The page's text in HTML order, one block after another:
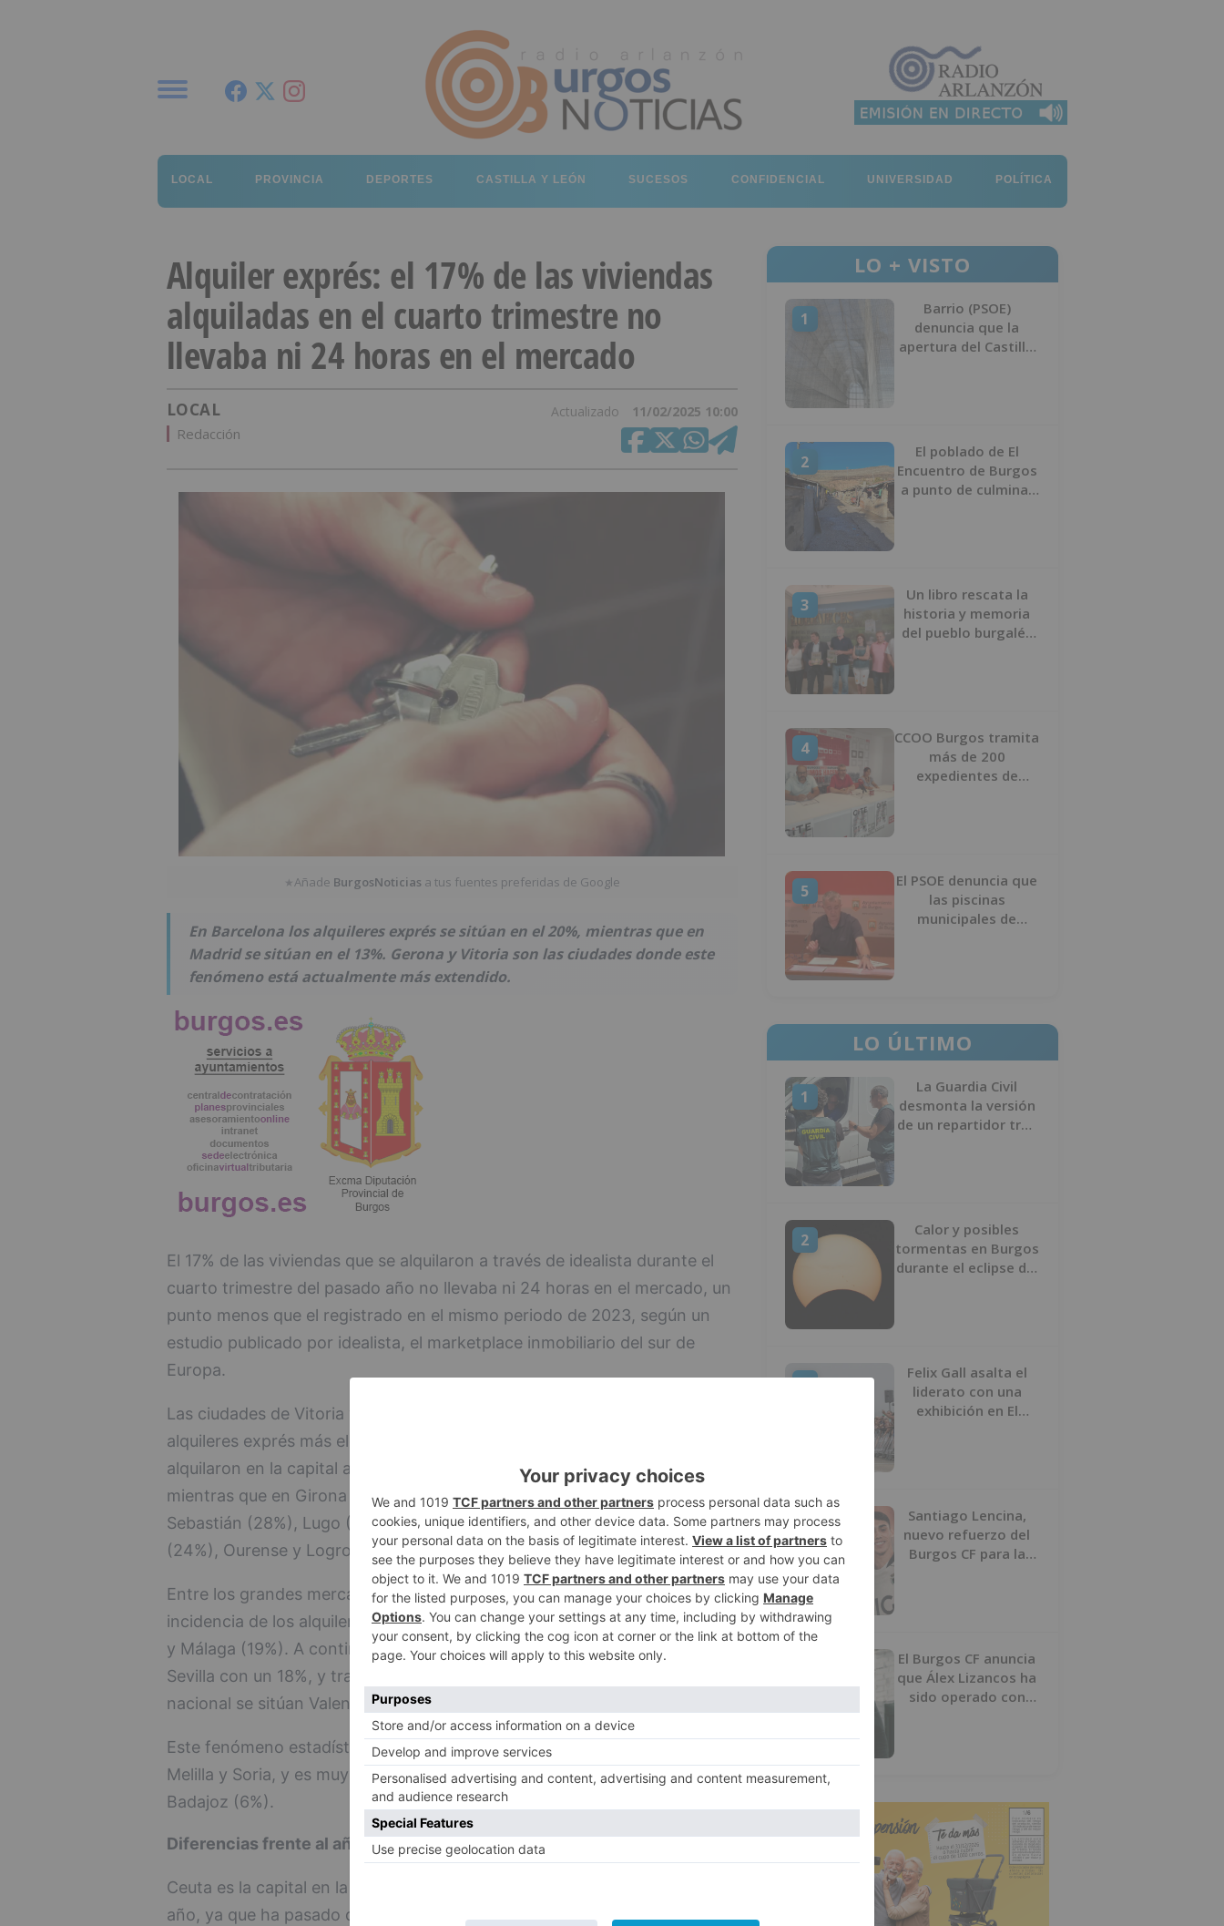
LOCAL PROVINCIA DEPORTES CASTILLA Y LEÓN SUCESOS CONFIDENCIAL UNIVERSIDAD POLÍTICA
Alquiler exprés: el 17% de las viviendas
alquiladas en el cuarto trimestre no
llevaba ni 24 horas en el mercado
LOCAL Actualizado 11/02/2025 10:00
Redacción
★Añade BurgosNoticias a tus fuentes preferidas de Google
En Barcelona los alquileres exprés se sitúan en el 20%, mientras que en
Madrid se sitúan en el 13%. Gerona y Vitoria son las ciudades donde este
fenómeno está actualmente más extendido.
El 17% de las viviendas que se alquilaron a través de idealista durante el
cuarto trimestre del pasado año no llevaba ni 24 horas en el mercado, un
punto menos que el registrado en el mismo periodo de 2023, según un
estudio publicado por idealista, el marketplace inmobiliario del sur de
Europa.
Las ciudades de Vitoria y Gerona son las que tienen un porcentaje de
alquileres exprés más elevado, ya que el 32% de las viviendas que se
alquilaron en la capital alavesa no duró siquiera 24 horas en idealista,
mientras que en Girona fueron el 29%. Le siguen las ciudades de San
Sebastián (28%), Lugo (26%), Burgos (26%), Santa Cruz de Tenerife
(24%), Ourense y Logroño (23%).
Entre los grandes mercados, además de San Sebastián, la mayor
incidencia de los alquileres exprés se da en Barcelona (20%), Palma (19%)
y Málaga (19%). A continuación se encuentran las ciudades de Alicante y
Sevilla con un 18%, y tras ellas Bilbao con un 17%. Por debajo de la media
nacional se sitúan Valencia (14%) y Madrid (13%).
Este fenómeno estadísticamente no existe en las ciudades de Cáceres,
Melilla y Soria, y es muy minoritario en las capitales de Segovia (6%) y
Badajoz (6%).
Diferencias frente al año pasado
Ceuta es la capital en la que más ha crecido este fenómeno en el último
año, ya que ha pasado de suponer el 0% en el cuarto trimestre de 2023 al
LO + VISTO
1
Barrio (PSOE)
denuncia que la
apertura del Castillo
2
El poblado de El
Encuentro de Burgos
a punto de culminar
3
Un libro rescata la
historia y memoria
del pueblo burgalés
4
CCOO Burgos tramita
más de 200
expedientes de
5
El PSOE denuncia que
las piscinas
municipales de
LO ÚLTIMO
1
La Guardia Civil
desmonta la versión
de un repartidor tras
2
Calor y posibles
tormentas en Burgos
durante el eclipse del
3
Felix Gall asalta el
liderato con una
exhibición en El
4
Santiago Lencina,
nuevo refuerzo del
Burgos CF para la
El Burgos CF anuncia
que Álex Lizancos ha
sido operado con